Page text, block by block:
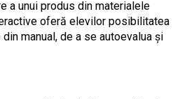
a unui produs din materialele
oferă elevilor posibilitatea
manual, de a se autoevalua și